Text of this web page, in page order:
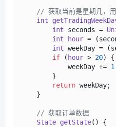
// 获取当前是星期几，
int
int seconds =
int
hour =
int weekDay =
if ( hour > 20) {
            weekDay +=
1
        }
return weekDay;
    }
// 获取订单数据
State getState( ) {